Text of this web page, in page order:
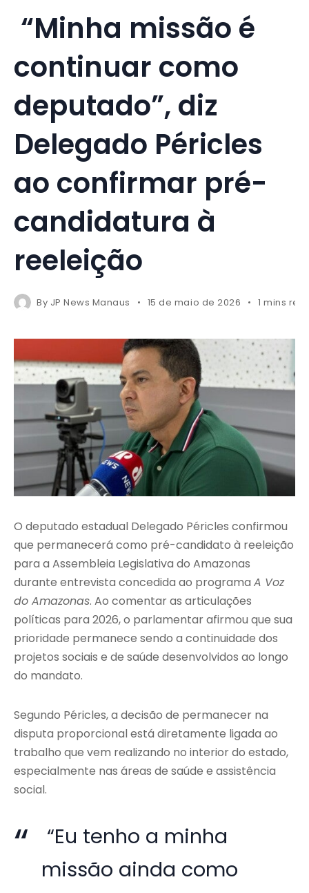
“Minha missão é
continuar como
deputado”, diz
Delegado Péricles
ao confirmar pré-
candidatura à
reeleição
By JP News Manaus 15 de maio de 2026 1 mins
O deputado estadual Delegado Péricles confirmou
que permanecerá como pré-candidato à reeleição
para a Assembleia Legislativa do Amazonas
durante entrevista concedida ao programa A Voz
do Amazonas. Ao comentar as articulações
políticas para 2026, o parlamentar afirmou que sua
prioridade permanece sendo a continuidade dos
projetos sociais e de saúde desenvolvidos ao longo
do mandato.
Segundo Péricles, a decisão de permanecer na
disputa proporcional está diretamente ligada ao
trabalho que vem realizando no interior do estado,
especialmente nas áreas de saúde e assistência
social.
“Eu tenho a minha
missão ainda como